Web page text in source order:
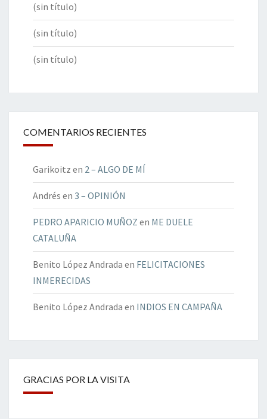
(sin título)
(sin título)
(sin título)
COMENTARIOS RECIENTES
Garikoitz en 2 – ALGO DE MÍ
Andrés en 3 – OPINIÓN
PEDRO APARICIO MUÑOZ en ME DUELE
CATALUÑA
Benito López Andrada en FELICITACIONES
INMERECIDAS
Benito López Andrada en INDIOS EN CAMPAÑA
GRACIAS POR LA VISITA